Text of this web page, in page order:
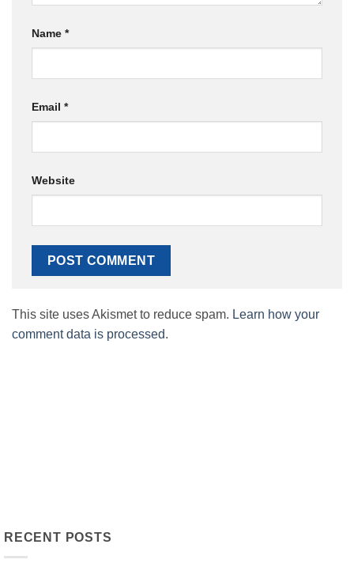
Name *
Email *
Website
This site uses Akismet to reduce spam. Learn how your
comment data is processed.
RECENT POSTS